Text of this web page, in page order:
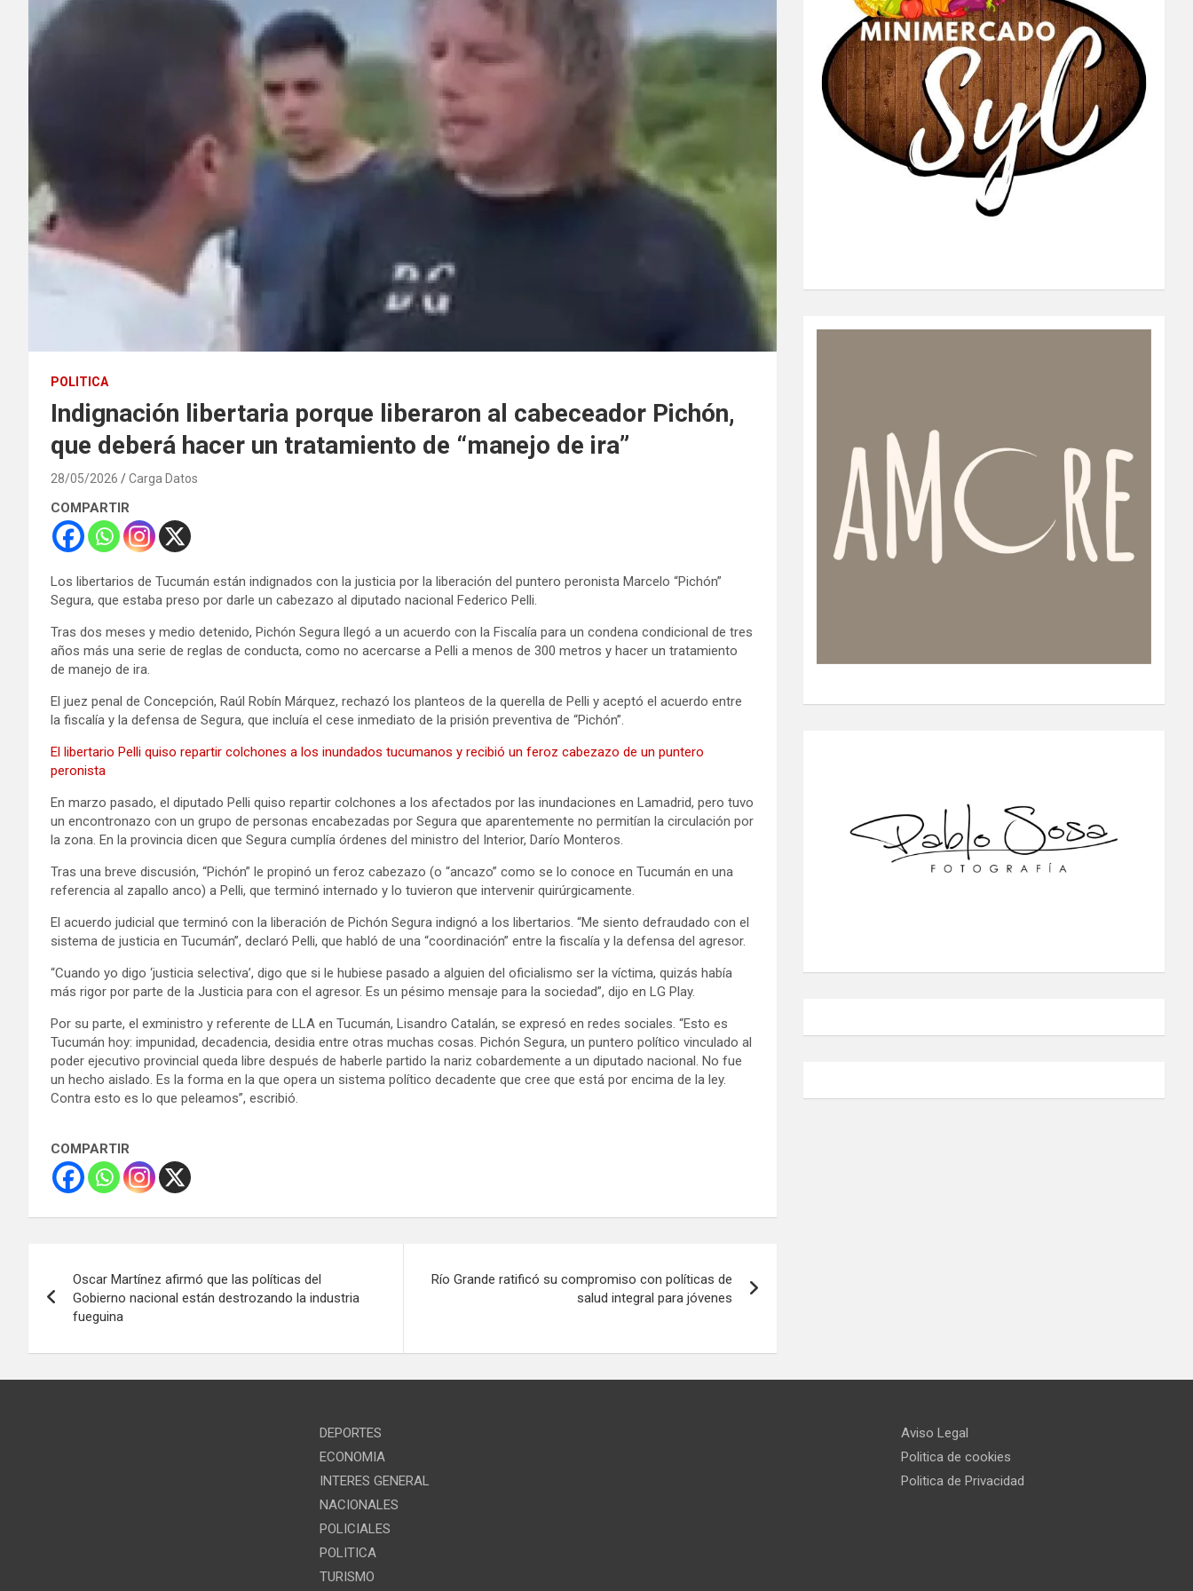
POLITICA
Indignación libertaria porque liberaron al cabeceador Pichón,
que deberá hacer un tratamiento de “manejo de ira”
28/05/2026 Carga Datos
COMPARTIR
Los libertarios de Tucumán están indignados con la justicia por la liberación del puntero peronista Marcelo “Pichón”
Segura, que estaba preso por darle un cabezazo al diputado nacional Federico Pelli.
Tras dos meses y medio detenido, Pichón Segura llegó a un acuerdo con la Fiscalía para un condena condicional de tres
años más una serie de reglas de conducta, como no acercarse a Pelli a menos de 300 metros y hacer un tratamiento
de manejo de ira.
El juez penal de Concepción, Raúl Robín Márquez, rechazó los planteos de la querella de Pelli y aceptó el acuerdo entre
la fiscalía y la defensa de Segura, que incluía el cese inmediato de la prisión preventiva de “Pichón”.
El libertario Pelli quiso repartir colchones a los inundados tucumanos y recibió un feroz cabezazo de un puntero
peronista
En marzo pasado, el diputado Pelli quiso repartir colchones a los afectados por las inundaciones en Lamadrid, pero tuvo
un encontronazo con un grupo de personas encabezadas por Segura que aparentemente no permitían la circulación por
la zona. En la provincia dicen que Segura cumplía órdenes del ministro del Interior, Darío Monteros.
Tras una breve discusión, “Pichón” le propinó un feroz cabezazo (o “ancazo” como se lo conoce en Tucumán en una
referencia al zapallo anco) a Pelli, que terminó internado y lo tuvieron que intervenir quirúrgicamente.
El acuerdo judicial que terminó con la liberación de Pichón Segura indignó a los libertarios. “Me siento defraudado con el
sistema de justicia en Tucumán”, declaró Pelli, que habló de una “coordinación” entre la fiscalía y la defensa del agresor.
“Cuando yo digo ‘justicia selectiva’, digo que si le hubiese pasado a alguien del oficialismo ser la víctima, quizás había
más rigor por parte de la Justicia para con el agresor. Es un pésimo mensaje para la sociedad”, dijo en LG Play.
Por su parte, el exministro y referente de LLA en Tucumán, Lisandro Catalán, se expresó en redes sociales. “Esto es
Tucumán hoy: impunidad, decadencia, desidia entre otras muchas cosas. Pichón Segura, un puntero político vinculado al
poder ejecutivo provincial queda libre después de haberle partido la nariz cobardemente a un diputado nacional. No fue
un hecho aislado. Es la forma en la que opera un sistema político decadente que cree que está por encima de la ley.
Contra esto es lo que peleamos”, escribió.
COMPARTIR
de
entradas
Oscar Martínez afirmó que las políticas del
Gobierno nacional están destrozando la industria
fueguina
Río Grande ratificó su compromiso con políticas de
salud integral para jóvenes
DEPORTES
ECONOMIA
INTERES GENERAL
NACIONALES
POLICIALES
POLITICA
TURISMO
Aviso Legal
Politica de cookies
Politica de Privacidad